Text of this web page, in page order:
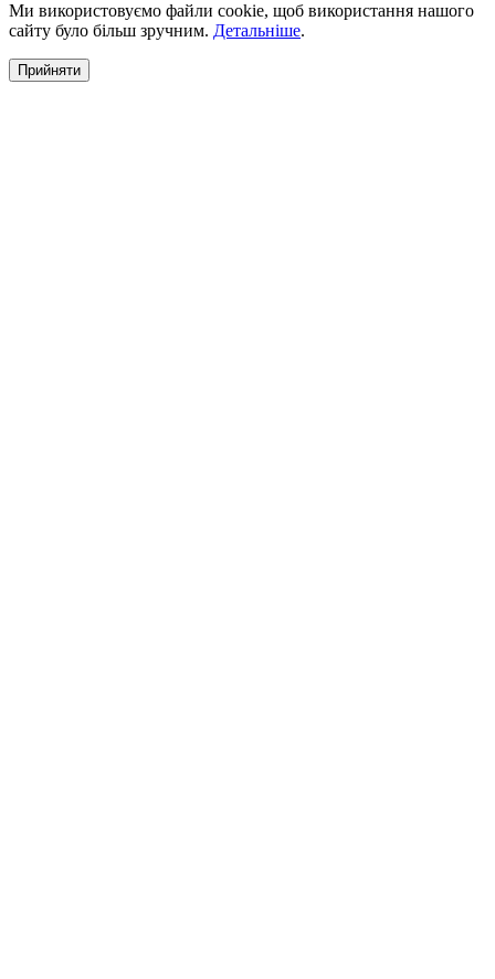
Ми використовуємо файли cookie, щоб використання нашого
сайту було більш зручним. Детальніше.
Прийняти